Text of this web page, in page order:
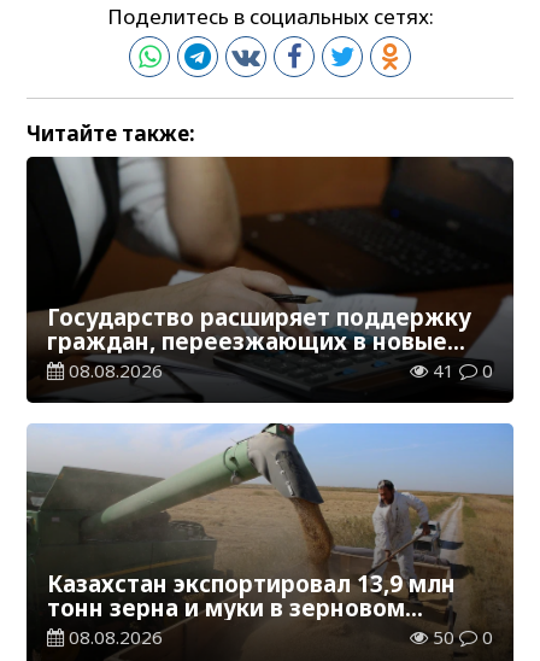
Поделитесь в социальных сетях:
Читайте также:
Государство расширяет поддержку
граждан, переезжающих в новые
регионы для работы
08.08.2026 41 0
Казахстан экспортировал 13,9 млн
тонн зерна и муки в зерновом
эквиваленте
08.08.2026 50 0